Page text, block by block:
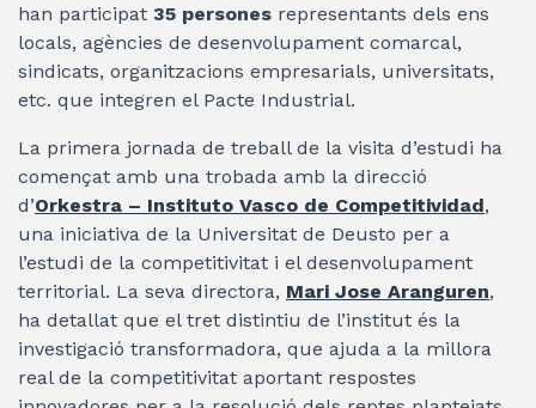
han participat 35 persones representants dels ens
locals, agències de desenvolupament comarcal,
sindicats, organitzacions empresarials, universitats,
etc. que integren el Pacte Industrial.
La primera jornada de treball de la visita d’estudi ha
començat amb una trobada amb la direcció
d’Orkestra – Instituto Vasco de Competitividad,
una iniciativa de la Universitat de Deusto per a
l’estudi de la competitivitat i el desenvolupament
territorial. La seva directora, Mari Jose Aranguren,
ha detallat que el tret distintiu de l’institut és la
investigació transformadora, que ajuda a la millora
real de la competitivitat aportant respostes